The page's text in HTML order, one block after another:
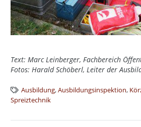
Text: Marc Leinberger, Fachbereich
Fotos: Harald Schöberl, Leiter der
Ausbildung,Ausbildungsinspektion,
Spreiztechnik